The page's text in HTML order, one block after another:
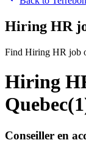
Hiring HR
Find Hiring HR job
Hiring
Quebec(1
Conseiller en